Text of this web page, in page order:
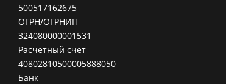
500517162675
ОГРН/ОГРНИП
324080000001531
Расчетный счет
40802810500005888050
Банк